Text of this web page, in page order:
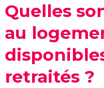
Quelles
au
retraités ?